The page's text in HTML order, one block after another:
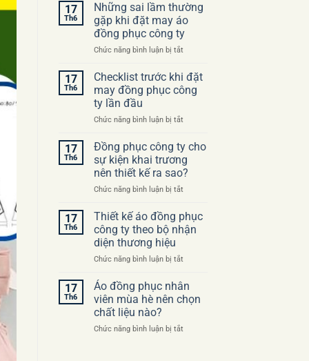
17
Th6
Những sai lầm thường
gặp khi đặt may áo
đồng phục công ty
Chức năng bình luận bị tắtở
sai
lầm
thường
khi
may
đồng
phục
công
17
Th6
Checklist trước khi đặt
may đồng phục công
ty lần đầu
Chức năng bình luận bị tắtở
trước
khi
đặt
may
đồng
công
ty
lần
17
Th6
Đồng phục công ty cho
sự kiện khai trương
nên thiết kế ra sao?
Chức năng bình luận bị tắtở
phục
công
ty
sự
khai
trương
nên
kế
17
Th6
Thiết kế áo đồng phục
công ty theo bộ nhận
diện thương hiệu
Chức năng bình luận bị tắtở
kế
áo
đồng
công
17
Th6
Áo đồng phục nhân
viên mùa hè nên chọn
chất liệu nào?
Chức năng bình luận bị tắtở